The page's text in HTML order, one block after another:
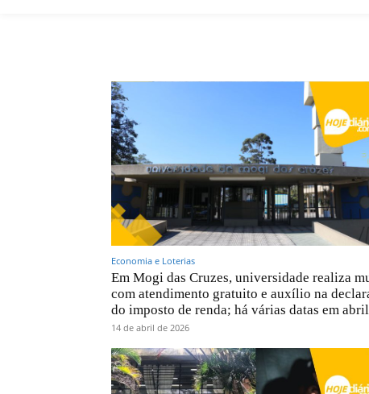
Economia e Loterias
Em Mogi das Cruzes, universidade realiza
com atendimento gratuito e auxílio na
do imposto de renda; há várias datas em
14 de abril de 2026